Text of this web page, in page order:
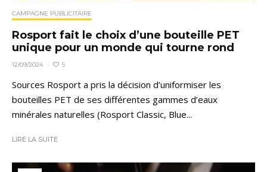
CAMPAGNE PUBLICITAIRE
Rosport fait le choix d’une bouteille PET
unique pour un monde qui tourne rond
12/09/2024 · 5
Sources Rosport a pris la décision d’uniformiser les
bouteilles PET de ses différentes gammes d’eaux
minérales naturelles (Rosport Classic, Blue...
LIRE LA SUITE